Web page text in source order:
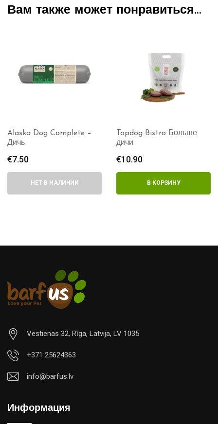
Вам также может понравиться…
Topdog Bistro Больше
дичи
€10.90
В КОРЗИНУ
Fodax VILT 10кг
€
В КОРЗИНУ
Vestienas 32, Rīga, Latvija, LV 1035
+371 25624363
info@barfus.lv
Информация